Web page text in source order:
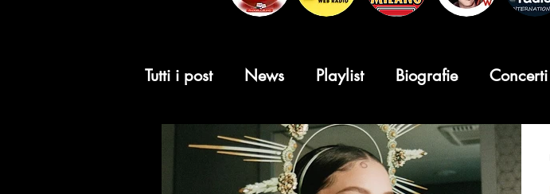
Tutti i post News Playlist Biografie Concerti